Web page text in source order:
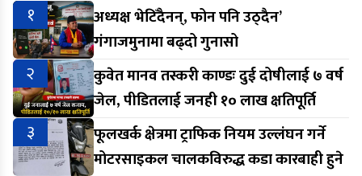
१
अध्यक्ष भेटिँदैनन्, फोन पनि उठ्दैन’
गंगाजमुनामा बढ्दो गुनासो
२
कुवेत मानव तस्करी काण्डः दुई दोषीलाई ७ वर्ष
जेल, पीडितलाई जनही १० लाख क्षतिपूर्ति
३
फूलखर्क क्षेत्रमा ट्राफिक नियम उल्लंघन गर्ने
मोटरसाइकल चालकविरुद्ध कडा कारबाही हुने